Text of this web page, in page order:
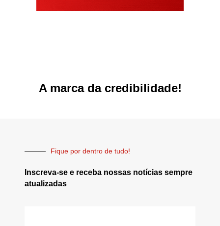
A marca da credibilidade!
Fique por dentro de tudo!
Inscreva-se e receba nossas notícias sempre
atualizadas